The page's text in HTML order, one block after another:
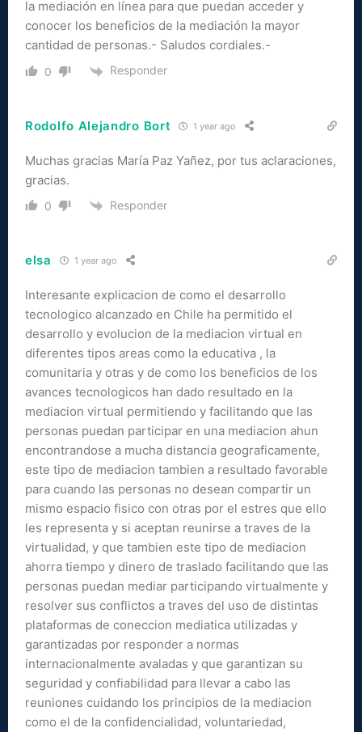
la mediación en línea para que puedan acceder y
conocer los beneficios de la mediación la mayor
cantidad de personas.- Saludos cordiales.-
0 Responder
Rodolfo Alejandro Bort 1 year ago
Muchas gracias María Paz Yañez, por tus aclaraciones,
gracias.
0 Responder
elsa 1 year ago
Interesante explicacion de como el desarrollo
tecnologico alcanzado en Chile ha permitido el
desarrollo y evolucion de la mediacion virtual en
diferentes tipos areas como la educativa , la
comunitaria y otras y de como los beneficios de los
avances tecnologicos han dado resultado en la
mediacion virtual permitiendo y facilitando que las
personas puedan participar en una mediacion ahun
encontrandose a mucha distancia geograficamente,
este tipo de mediacion tambien a resultado favorable
para cuando las personas no desean compartir un
mismo espacio fisico con otras por el estres que ello
les representa y si aceptan reunirse a traves de la
virtualidad, y que tambien este tipo de mediacion
ahorra tiempo y dinero de traslado facilitando que las
personas puedan mediar participando virtualmente y
resolver sus conflictos a traves del uso de distintas
plataformas de coneccion mediatica utilizadas y
garantizadas por responder a normas
internacionalmente avaladas y que garantizan su
seguridad y confiabilidad para llevar a cabo las
reuniones cuidando los principios de la mediacion
como el de la confidencialidad, voluntariedad,